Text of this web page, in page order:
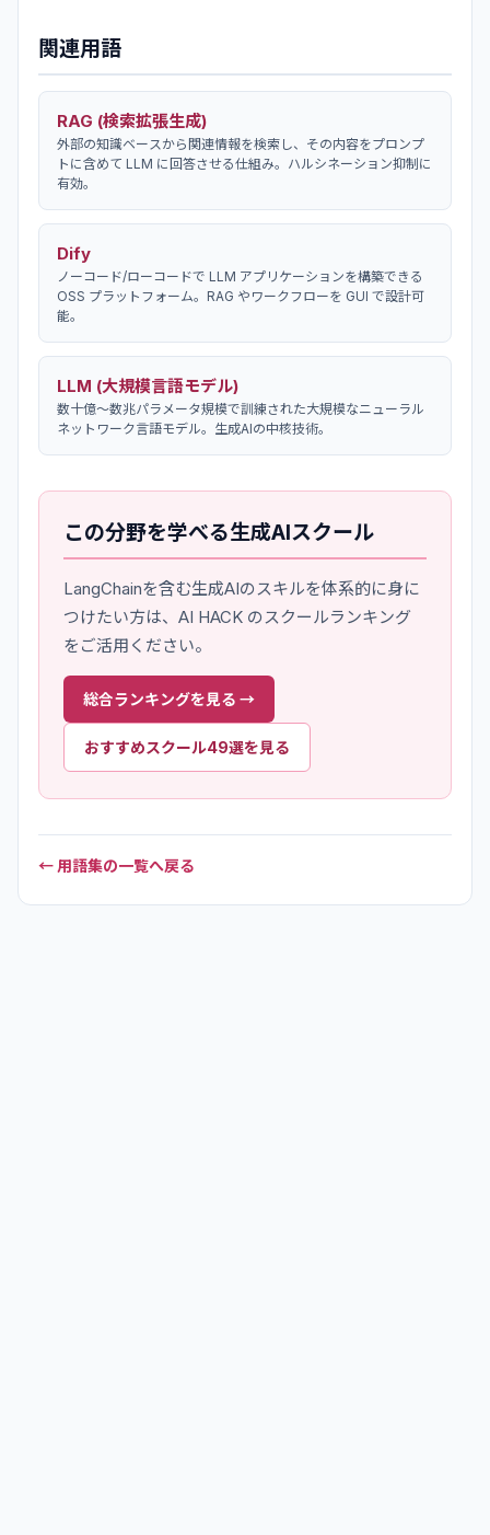
関連用語
RAG (検索拡張生成)
外部の知識ベースから関連情報を検索し、その内容をプロンプ
トに含めて LLM に回答させる仕組み。ハルシネーション抑制に
有効。
Dify
ノーコード/ローコードで LLM アプリケーションを構築できる
OSS プラットフォーム。RAG やワークフローを GUI で設計可
能。
LLM (大規模言語モデル)
数十億〜数兆パラメータ規模で訓練された大規模なニューラル
ネットワーク言語モデル。生成AIの中核技術。
この分野を学べる生成AIスクール
LangChainを含む生成AIのスキルを体系的に身に
つけたい方は、AI HACK のスクールランキング
をご活用ください。
総合ランキングを見る →
おすすめスクール49選を見る
← 用語集の一覧へ戻る